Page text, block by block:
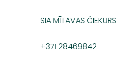
SIA MĪTAVAS ČIEKURS
+371 28469842